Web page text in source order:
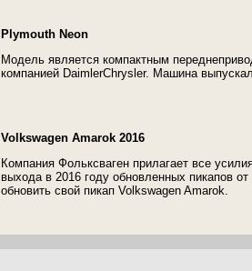
Plymouth Neon
Модель является компактным
компанией DaimlerChrysler. Машина
Volkswagen Amarok 2016
Компания Фольксваген прилагает все
выхода в 2016 году обновленных пикапов
обновить свой пикап Volkswagen Amarok.